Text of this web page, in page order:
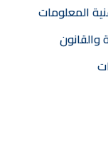
المعلومات